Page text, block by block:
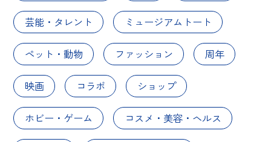
芸能・タレント ミュージアムトート
ペット・動物 ファッション 周年
映画 コラボ ショップ
ホビー・ゲーム コスメ・美容・ヘルス